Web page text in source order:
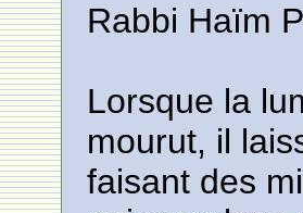
Rabbi Haïm
Lorsque la
mourut, il
faisant des